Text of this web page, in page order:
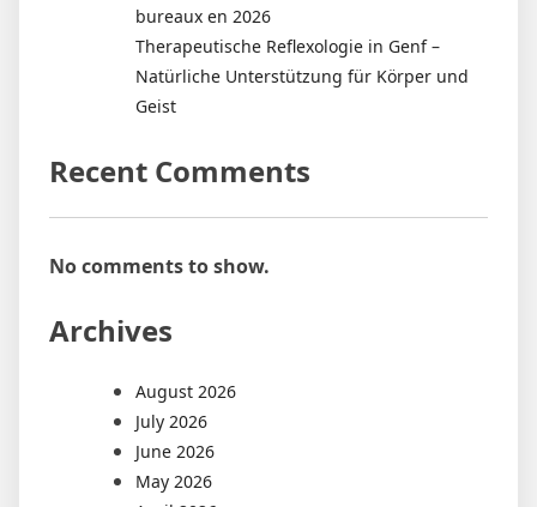
bureaux en 2026
Therapeutische Reflexologie in Genf –
Natürliche Unterstützung für Körper und
Geist
Recent Comments
No comments to show.
Archives
August 2026
July 2026
June 2026
May 2026